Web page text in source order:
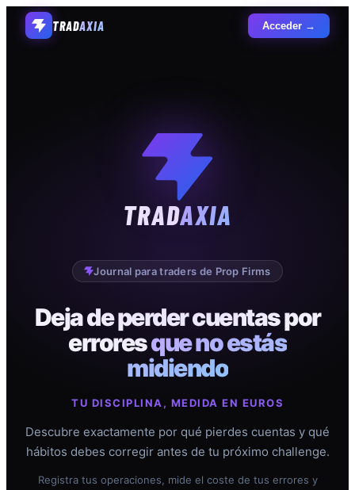
TRADAXIA Acceder →
TRADAXIA
Journal para traders de Prop Firms
Deja de perder cuentas por
erroresque no estás
midiendo
TU DISCIPLINA, MEDIDA EN EUROS
Descubre exactamente por qué pierdes cuentas y qué
hábitos debes corregir antes de tu próximo challenge.
Registra tus operaciones, mide el coste de tus errores y